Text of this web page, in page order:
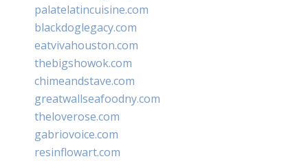
palatelatincuisine.com
blackdoglegacy.com
eatvivahouston.com
thebigshowok.com
chimeandstave.com
greatwallseafoodny.com
theloverose.com
gabriovoice.com
resinflowart.com